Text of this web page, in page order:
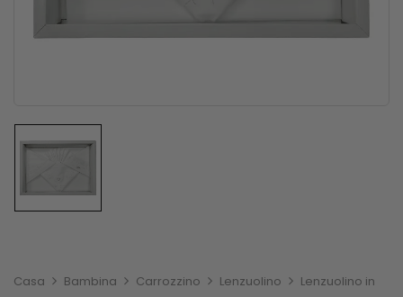
Casa Bambina Carrozzino Lenzuolino
Lenzuolino in